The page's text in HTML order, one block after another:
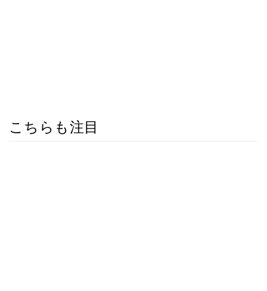
こちらも注目